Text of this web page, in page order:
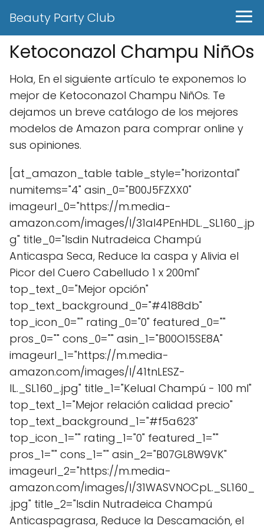
Beauty Party Club
Ketoconazol Champu NiñOs
Hola, En el siguiente artículo te exponemos lo
mejor de Ketoconazol Champu NiñOs. Te
dejamos un breve catálogo de los mejores
modelos de Amazon para comprar online y
sus opiniones.
[at_amazon_table table_style="horizontal"
numitems="4" asin_0="B00J5FZXX0"
imageurl_0="https://m.media-
amazon.com/images/I/31aI4PEnHDL._SL160_.jp
g" title_0="Isdin Nutradeica Champú
Anticaspa Seca, Reduce la caspa y Alivia el
Picor del Cuero Cabelludo 1 x 200ml"
top_text_0="Mejor opción"
top_text_background_0="#4188db"
top_icon_0="" rating_0="0" featured_0=""
pros_0="" cons_0="" asin_1="B00O15SE8A"
imageurl_1="https://m.media-
amazon.com/images/I/41tnLESZ-
lL._SL160_.jpg" title_1="Kelual Champú - 100 ml"
top_text_1="Mejor relación calidad precio"
top_text_background_1="#f5a623"
top_icon_1="" rating_1="0" featured_1=""
pros_1="" cons_1="" asin_2="B07GL8W9VK"
imageurl_2="https://m.media-
amazon.com/images/I/31WASVNOCpL._SL160_
.jpg" title_2="Isdin Nutradeica Champú
Anticaspagrasa, Reduce la Descamación, el